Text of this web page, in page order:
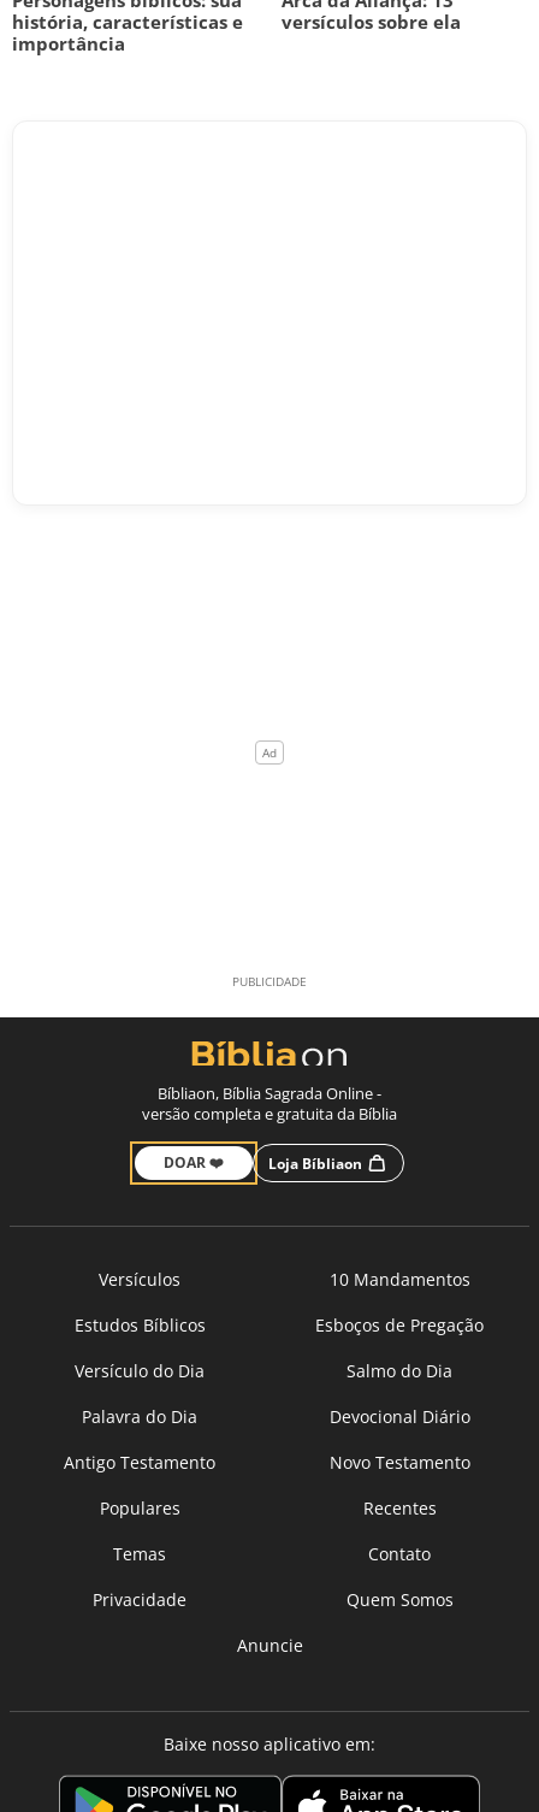
história, características e
importância
versículos sobre ela
Bíbliaon, Bíblia Sagrada Online -
versão completa e gratuita da Bíblia
DOAR ❤️ Loja Bíbliaon
Versículos
10 Mandamentos
Estudos Bíblicos
Esboços de Pregação
Versículo do Dia
Salmo do Dia
Palavra do Dia
Devocional Diário
Antigo Testamento
Novo Testamento
Populares
Recentes
Temas
Contato
Privacidade
Quem Somos
Anuncie
Baixe nosso aplicativo em: